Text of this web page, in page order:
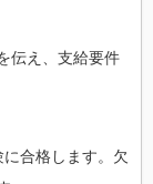
伝え、支給要件
合格します。欠